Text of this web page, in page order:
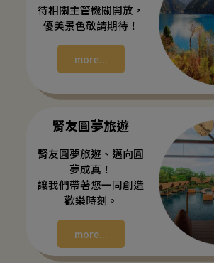
待相關主管機關開放，
優美景色敬請期待！
more...
腎友圓夢旅遊
腎友圓夢旅遊、邁向圓
夢成真！
讓我們帶著您一同創造
歡樂時刻。
more...